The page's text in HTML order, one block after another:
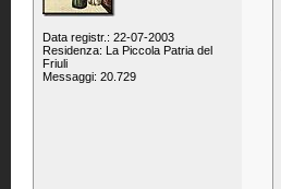
Data registr.: 22-07-2003
Residenza: La Piccola Patria del
Friuli
Messaggi: 20.729